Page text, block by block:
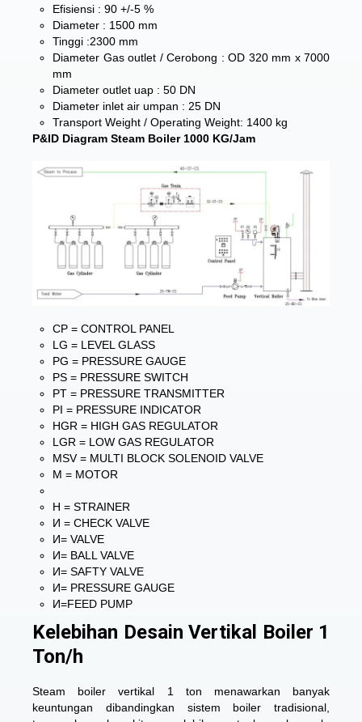
Efisiensi : 90 +/-5 %
Diameter : 1500 mm
Tinggi :2300 mm
Diameter Gas outlet / Cerobong : OD 320 mm x 7000
mm
Diameter outlet uap : 50 DN
Diameter inlet air umpan : 25 DN
Transport Weight / Operating Weight: 1400 kg
P&ID Diagram Steam Boiler 1000 KG/Jam
CP = CONTROL PANEL
LG = LEVEL GLASS
PG = PRESSURE GAUGE
PS = PRESSURE SWITCH
PT = PRESSURE TRANSMITTER
PI = PRESSURE INDICATOR
HGR = HIGH GAS REGULATOR
LGR = LOW GAS REGULATOR
MSV = MULTI BLOCK SOLENOID VALVE
M = MOTOR
H = STRAINER
И = CHECK VALVE
И= VALVE
И= BALL VALVE
И= SAFTY VALVE
И= PRESSURE GAUGE
И=FEED PUMP
Kelebihan Desain Vertikal Boiler 1
Ton/h
Steam boiler vertikal 1 ton menawarkan banyak
keuntungan dibandingkan sistem boiler tradisional,